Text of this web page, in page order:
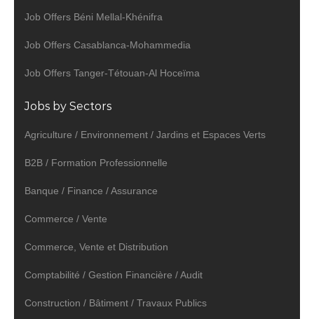
Job Offers Béni Mellal-Khénifra
Job Offers Casablanca-Mohammedia
Job Offers Tanger-Tétouan-Al Hoceïma
Jobs by Sectors
Agriculture / Environnement / Jardins et Espaces Verts
B2B / Formation Professionnelle
Banque / Finance / Assurance
Commerce / Vente
Commerce, Vente et Distribution
Comptabilité / Gestion Financière / Audit
Construction / Bâtiment / Travaux Publics